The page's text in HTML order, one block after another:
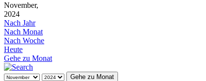
November,
2024
Nach Jahr
Nach Monat
Nach Woche
Heute
Gehe zu Monat
Gehe zu Monat